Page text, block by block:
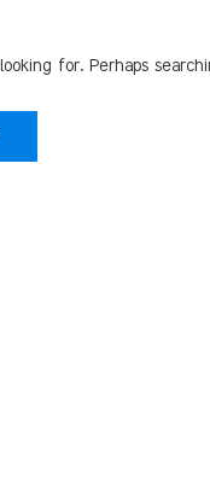
for. Perhaps